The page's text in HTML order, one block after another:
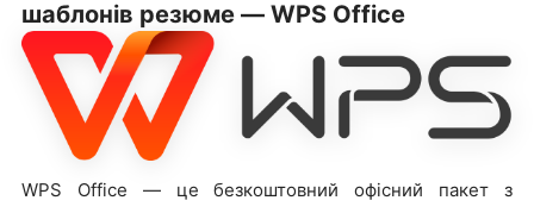
шаблонів резюме — WPS Office
WPS Office — це безкоштовний офісний пакет з